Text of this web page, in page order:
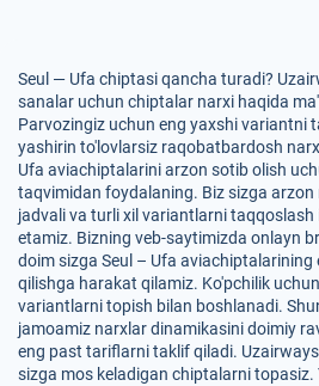
Seul — Ufa chiptasi qancha turadi?
sanalar uchun chiptalar narxi haqida
Parvozingiz uchun eng yaxshi variantni
yashirin to'lovlarsiz raqobatbardosh
Ufa aviachiptalarini arzon sotib olish
taqvimidan foydalaning. Biz sizga
jadvali va turli xil variantlarni
etamiz. Bizning veb-saytimizda onlayn
doim sizga Seul – Ufa
qilishga harakat qilamiz. Ko'pchilik
variantlarni topish bilan boshlanadi.
jamoamiz narxlar dinamikasini doimiy
eng past tariflarni taklif qiladi.
sizga mos keladigan chiptalarni topasiz.